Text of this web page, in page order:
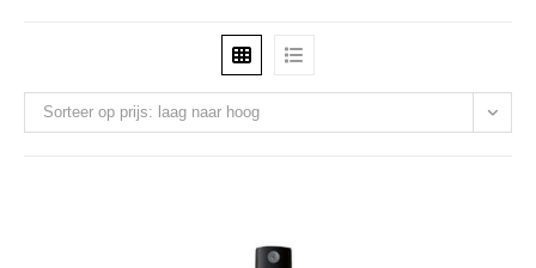
Sorteer op prijs: laag naar hoog